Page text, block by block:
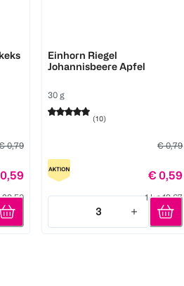
0,79
29,50
Einhorn Riegel
Johannisbeere Apfel
30 g
(10)
€ 0,79
€ 0,59
1 kg 19,67
3
Quantity: 3